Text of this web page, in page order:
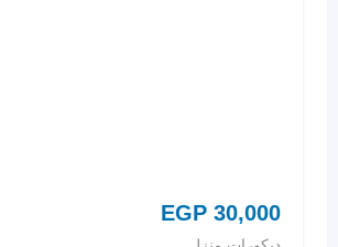
EGP 30,000